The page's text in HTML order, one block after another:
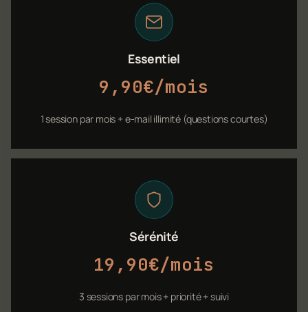
Essentiel
9,90€/mois
1 session par mois + e-mail illimité (questions courtes)
Sérénité
19,90€/mois
3 sessions par mois + priorité + suivi